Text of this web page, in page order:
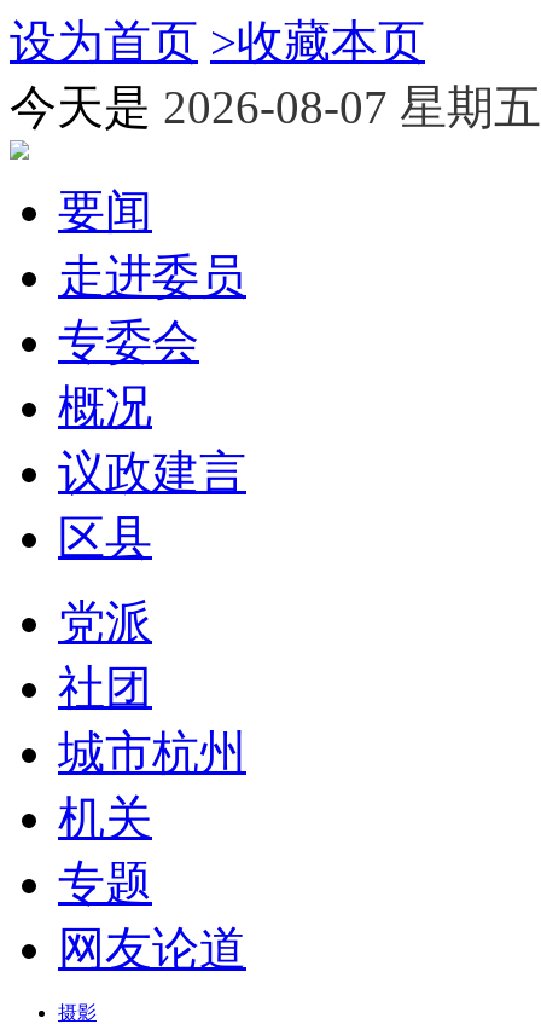
设为首页 >收藏本页
今天是 2026-08-07 星期五
要闻
走进委员
专委会
概况
议政建言
区县
党派
社团
城市杭州
机关
专题
网友论道
摄影